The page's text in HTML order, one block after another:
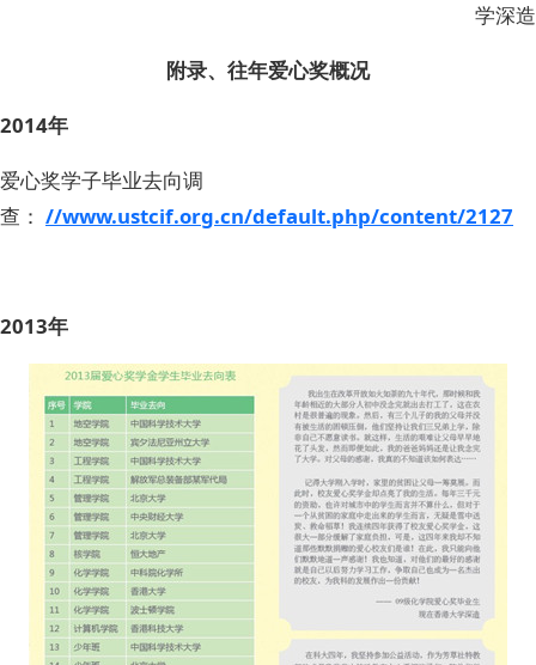
学深造
附录、往年爱心奖概况
2014年
爱心奖学子毕业去向调
查： //www.ustcif.org.cn/default.php/content/2127
2013年